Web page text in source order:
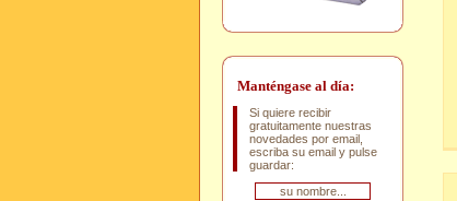
Manténgase al día:
Si quiere recibir
gratuitamente nuestras
novedades por email,
escriba su email y pulse
guardar: